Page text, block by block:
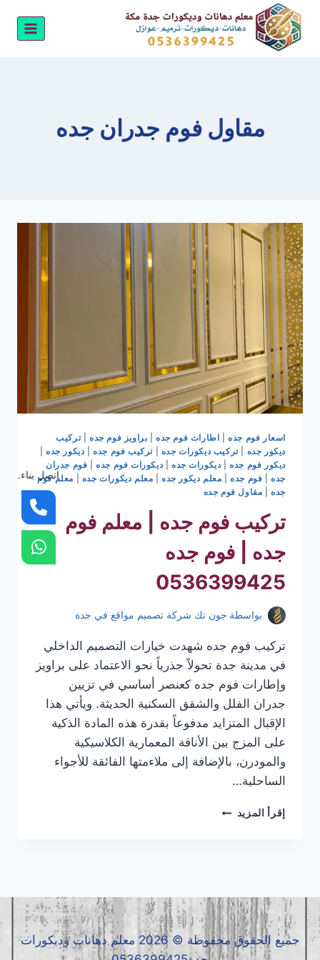
التجاوز
المحتوى
مقاول فوم جدران جده
اسعار فوم جده| اطارات فوم جده| براويز فوم جده |تركيب
ديكور جده |تركيب ديكورات جده |تركيب فوم جده| ديكور جده|
ديكور فوم جده| ديكورات جده ديكورات فوم جده| فوم جدران
جده| فوم جده| معلم ديكور جده| معلم ديكورات جده
معلم فوم
جده| مقاول فوم جده
تركيب فوم جده | معلم فوم
جده | فوم جده
0536399425
بواسطة جون تك شركة تصميم مواقع في جدة
تركيب فوم جده شهدت خيارات التصميم الداخلي
في مدينة جدة تحولاً جذرياً نحو الاعتماد على براويز
وإطارات فوم جده كعنصر أساسي في تزيين
جدران الفلل والشقق السكنية الحديثة. ويأتي هذا
الإقبال المتزايد مدفوعاً بقدرة هذه المادة الذكية
على المزج بين الأناقة المعمارية الكلاسيكية
والمودرن، بالإضافة إلى ملاءمتها الفائقة للأجواء
الساحلية…
إقرأ المزيد تركيب
جده
|
فوم
جده
جميع الحقوق محفوظة © 2026 معلم دهانات وديكورات
اتصل بناء.